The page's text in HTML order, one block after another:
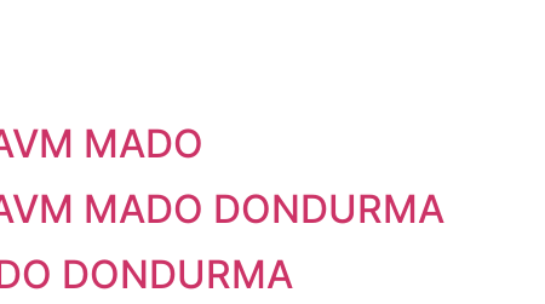
MADO
MADO DONDURMA
DONDURMA